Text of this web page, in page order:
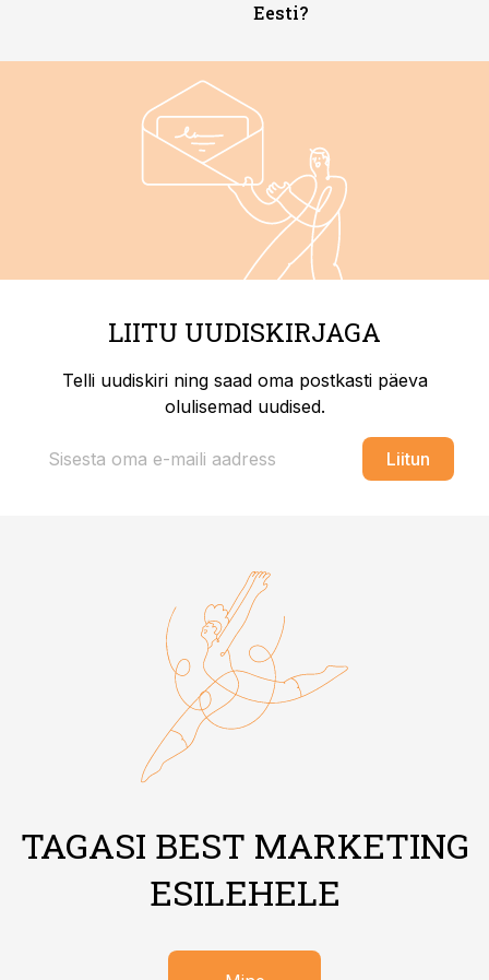
Eesti?
LIITU UUDISKIRJAGA
Telli uudiskiri ning saad oma postkasti päeva
olulisemad uudised.
Liitun
TAGASI BEST MARKETING
ESILEHELE